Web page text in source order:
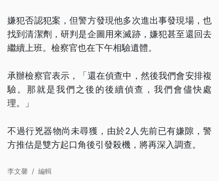
嫌犯否認犯案，但警方發現他多次進出事發現場，也
找到清潔劑，研判是企圖用來滅跡，嫌犯甚至還回去
繼續上班。檢察官也在下午相驗遺體。
承辦檢察官表示，「還在偵查中，然後我們會安排複
驗。那就是我們之後的後續偵查，我們會儘快處
理。」
不過行兇器物尚未尋獲，由於2人先前已有嫌隙，警
方推估是雙方起口角後引發殺機，將再深入調查。
李文馨 / 編輯